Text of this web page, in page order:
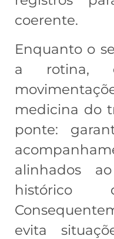
coerente.
Enquanto o
a rotina,
medicina do
ponte:
alinhados
histórico
evita